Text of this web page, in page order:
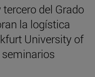
del Grado
la logística
University of